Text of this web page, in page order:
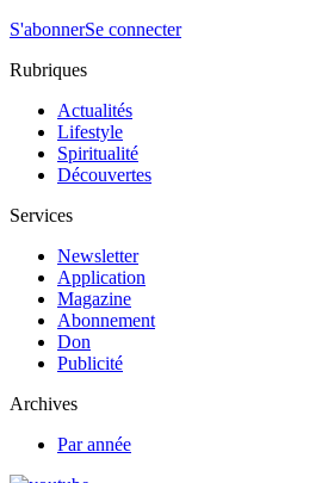
S'abonnerSe connecter
Rubriques
Actualités
Lifestyle
Spiritualité
Découvertes
Services
Newsletter
Application
Magazine
Abonnement
Don
Publicité
Archives
Par année